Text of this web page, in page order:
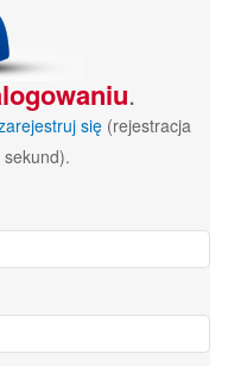
.
się(rejestracja